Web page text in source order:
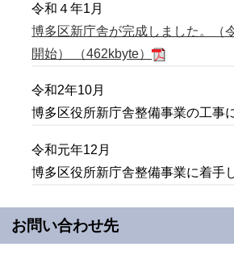
令和４年1月
博多区新庁舎が完成しました。（
開始） （462kbyte）
令和2年10月
博多区役所新庁舎整備事業の工事
令和元年12月
博多区役所新庁舎整備事業に着手
お問い合わせ先